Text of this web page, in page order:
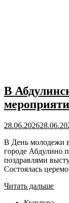
В
28.06.2026
В День молодежи
городе Абдулино
поздравлями
Состоялась
Читать дальше